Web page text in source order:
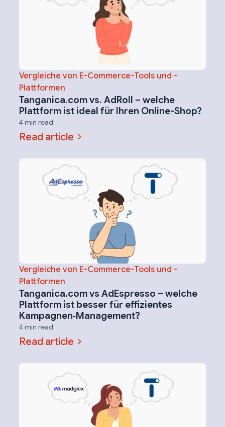
Vergleiche von E-Commerce-Tools und -
Plattformen
Tanganica.com vs. AdRoll – welche
Plattform ist ideal für Ihren Online-Shop?
4 min read
Read article
Vergleiche von E-Commerce-Tools und -
Plattformen
Tanganica.com vs AdEspresso – welche
Plattform ist besser für effizientes
Kampagnen‑Management?
4 min read
Read article